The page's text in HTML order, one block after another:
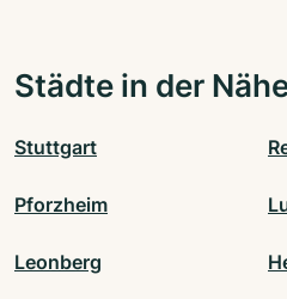
Städte in der
Stuttgart
Pforzheim
Leonberg